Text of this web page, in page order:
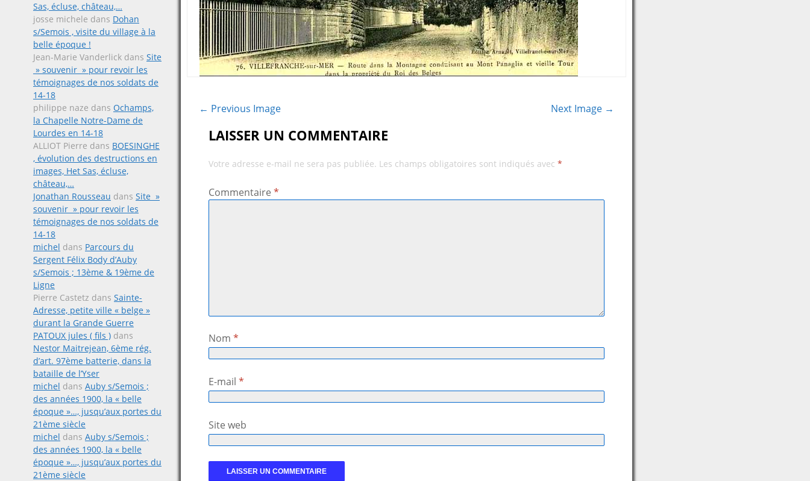
Sas, écluse, château,…
josse michele dans Dohan
s/Semois , visite du village à la
belle époque !
Jean-Marie Vanderlick dans Site
» souvenir » pour revoir les
témoignages de nos soldats de
14-18
philippe naze dans Ochamps,
la Chapelle Notre-Dame de
Lourdes en 14-18
ALLIOT Pierre dans BOESINGHE
, évolution des destructions en
images, Het Sas, écluse,
château,…
Jonathan Rousseau dans Site »
souvenir » pour revoir les
témoignages de nos soldats de
14-18
michel dans Parcours du
Sergent Félix Body d’Auby
s/Semois ; 13ème & 19ème de
Ligne
Pierre Castetz dans Sainte-
Adresse, petite ville « belge »
durant la Grande Guerre
PATOUX jules ( fils ) dans
Nestor Maitrejean, 6ème rég.
d’art. 97ème batterie, dans la
bataille de l’Yser
michel dans Auby s/Semois ;
des années 1900, la « belle
époque »…, jusqu’aux portes du
21ème siècle
michel dans Auby s/Semois ;
des années 1900, la « belle
époque »…, jusqu’aux portes du
21ème siècle
← Previous Image Next Image →
LAISSER UN COMMENTAIRE
Votre adresse e-mail ne sera pas publiée. Les champs obligatoires sont indiqués avec*
Commentaire*
Nom*
E-mail*
Site web